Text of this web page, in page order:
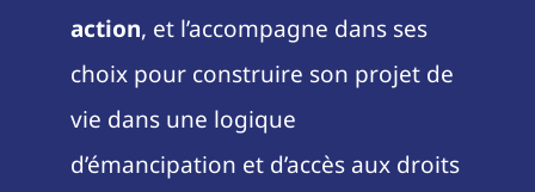
action, et l’accompagne dans ses
choix pour construire son projet de
vie dans une logique
d’émancipation et d’accès aux droits